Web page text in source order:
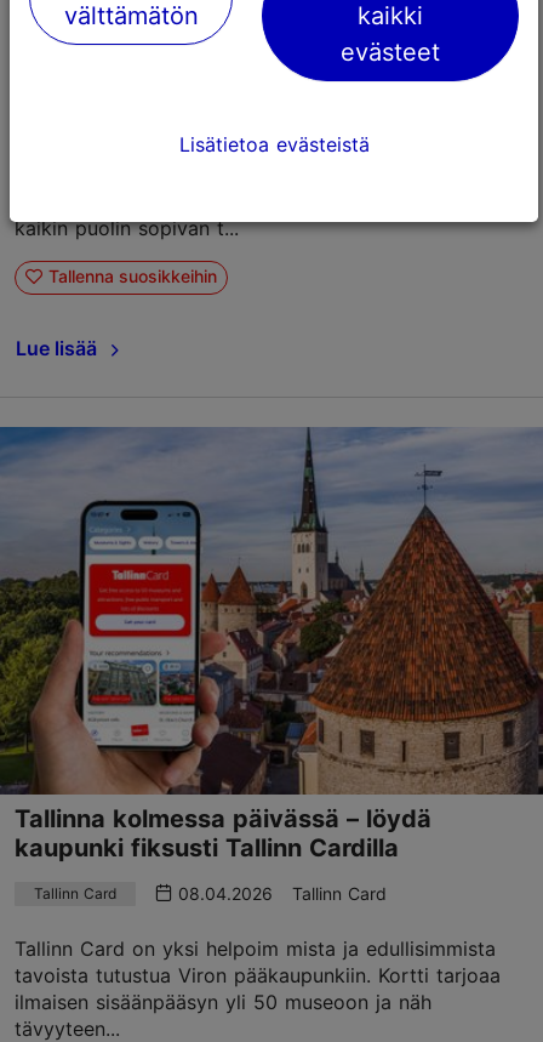
Illanviettoon Tallinn Cardilla: mitä tehdä
Tallinnassa, kun museot on suljettu?
Tallinn Cardin tarjoamat elämykset eivät lopu
kaikin puolin sopivan t...
Tallenna suosikkeihin
Lue lisää
Tallinna kolmessa päivässä – löydä
kaupunki fiksusti Tallinn Cardilla
Tallinn Card 08.04.2026 Tallinn Card
Tallinn Card on yksi helpoim mista ja edullisimmista
tavoista tutustua Viron pääkaupunkiin. Kortti tarjoaa
ilmaisen sisäänpääsyn yli 50 museoon ja näh
tävyyteen...
välttämätön
kaikki
evästeet
Lisätietoa evästeistä